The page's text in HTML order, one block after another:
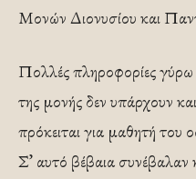
Μονών Διονυσίου και
Πολλές πληροφορίες
της µονής δεν υπάρχουν
πρόκειται για µαθητή του
Σ’ αυτό βέβαια συνέβαλαν